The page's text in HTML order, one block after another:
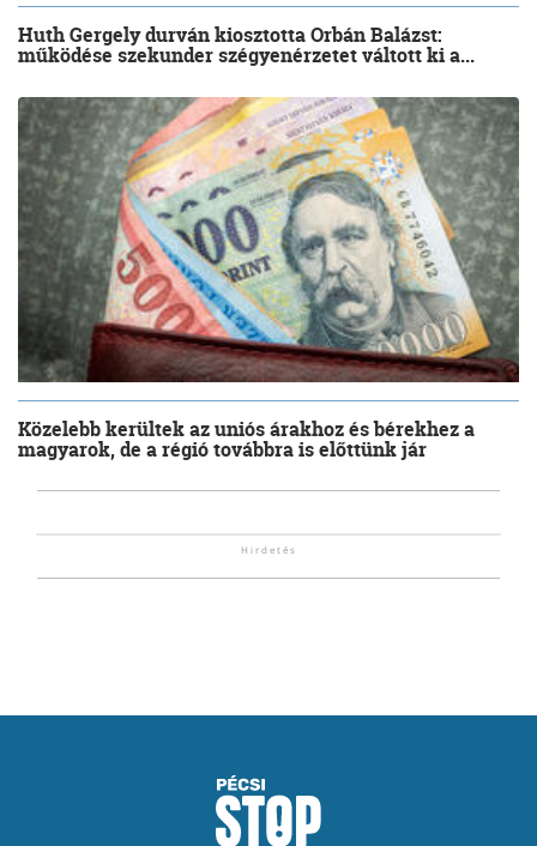
Huth Gergely durván kiosztotta Orbán Balázst:
működése szekunder szégyenérzetet váltott ki a...
Közelebb kerültek az uniós árakhoz és bérekhez a
magyarok, de a régió továbbra is előttünk jár